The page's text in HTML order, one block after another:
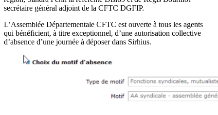
secrétaire général adjoint de la CFTC DGFIP.
L’Assemblée Départementale CFTC est ouverte à tous les agents
qui bénéficient, à titre exceptionnel, d’une autorisation collective
d’absence d’une journée à déposer dans Sirhius.